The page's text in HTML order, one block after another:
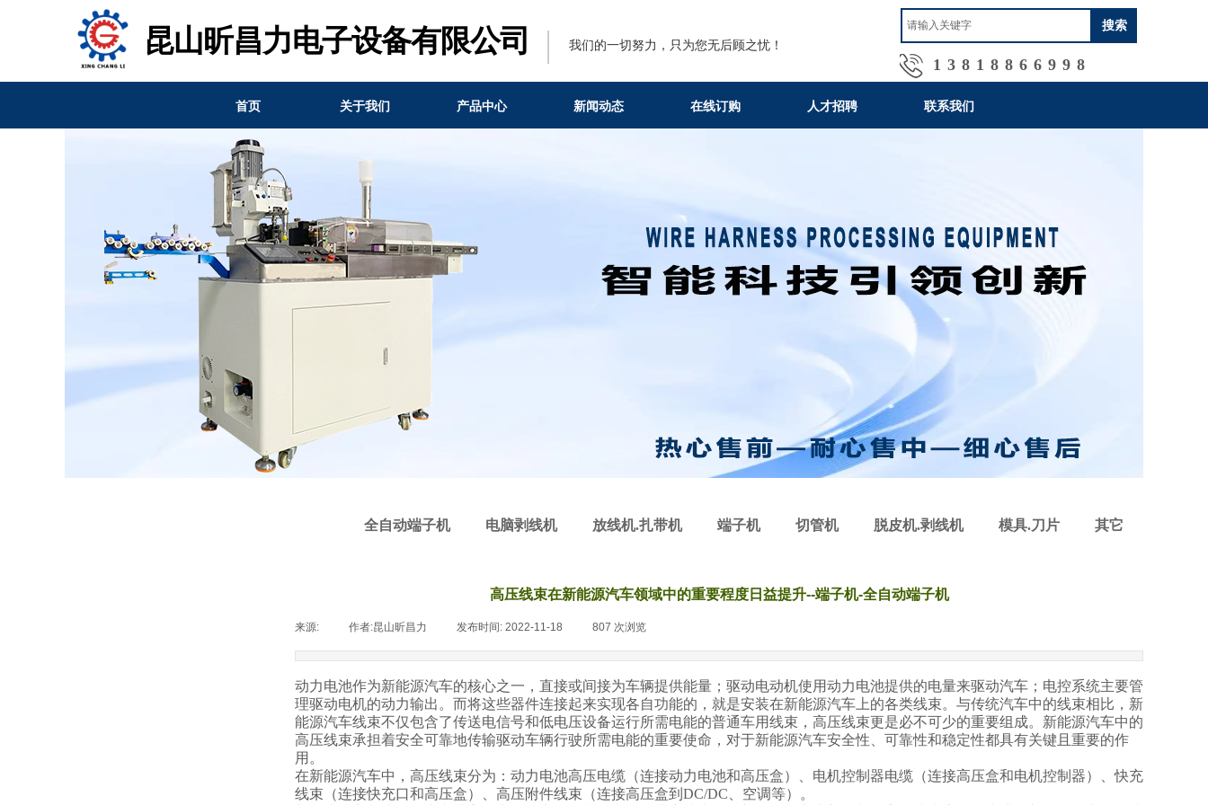
搜索
昆山昕昌力电子设备有限公司 我们的一切努力，只为您无后顾之忧！
13818866998
首页 关于我们 产品中心 新闻动态 在线订购 人才招聘 联系我们
全自动端子机 电脑剥线机 放线机.扎带机 端子机 切管机 脱皮机.剥线机 模具.刀片 其它
高压线束在新能源汽车领域中的重要程度日益提升--端子机-全自动端子机
来源: 作者:昆山昕昌力 发布时间: 2022-11-18 807 次浏览
动力电池作为新能源汽车的核心之一，直接或间接为车辆提供能量；驱动电动机使用动力电池提供的电量来驱动汽车；电控系统主要管
理驱动电机的动力输出。而将这些器件连接起来实现各自功能的，就是安装在新能源汽车上的各类线束。与传统汽车中的线束相比，新
能源汽车线束不仅包含了传送电信号和低电压设备运行所需电能的普通车用线束，高压线束更是必不可少的重要组成。新能源汽车中的
高压线束承担着安全可靠地传输驱动车辆行驶所需电能的重要使命，对于新能源汽车安全性、可靠性和稳定性都具有关键且重要的作
用。
在新能源汽车中，高压线束分为：动力电池高压电缆（连接动力电池和高压盒）、电机控制器电缆（连接高压盒和电机控制器）、快充
线束（连接快充口和高压盒）、高压附件线束（连接高压盒到DC/DC、空调等）。